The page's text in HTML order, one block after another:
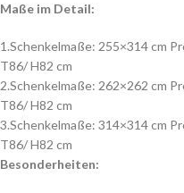
Maße im Detail:
1.Schenkelmaße: 255×314 cm
T86/ H82 cm
2.Schenkelmaße: 262×262 cm
T86/ H82 cm
3.Schenkelmaße: 314×314 cm
T86/ H82 cm
Besonderheiten: